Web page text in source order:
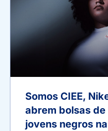
Somos CIEE,
abrem bolsas
jovens negros